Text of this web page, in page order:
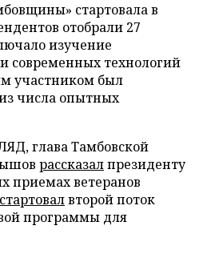
стартовала в
отобрали 27
изучение
современных технологий
участником был
числа опытных
глава Тамбовской
рассказалпрезиденту
приемах ветеранов
стартовалвторой поток
программы для